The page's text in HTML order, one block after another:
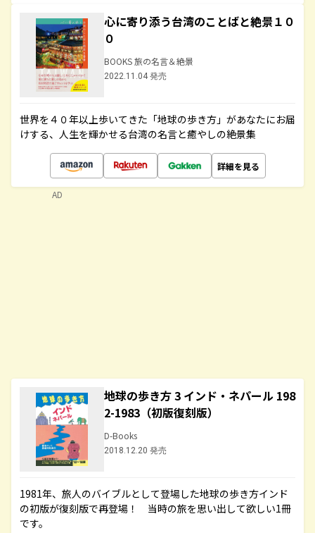
心に寄り添う台湾のことばと絶景１０
０
BOOKS 旅の名言＆絶景
2022.11.04 発売
世界を４０年以上歩いてきた「地球の歩き方」があなたにお届
けする、人生を輝かせる台湾の名言と癒やしの絶景集
詳細を見る
地球の歩き方 3 インド・ネパール 198
2-1983（初版復刻版）
D-Books
2018.12.20 発売
1981年、旅人のバイブルとして登場した地球の歩き方インド
の初版が復刻版で再登場！ 当時の旅を思い出して欲しい1冊
です。
AD